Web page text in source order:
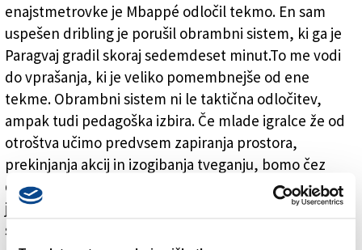
enajstmetrovke je Mbappé odločil tekmo. En sam
uspešen dribling je porušil obrambni sistem, ki ga je
Paragvaj gradil skoraj sedemdeset minut.To me vodi
do vprašanja, ki je veliko pomembnejše od ene
tekme. Obrambni sistem ni le taktična odločitev,
ampak tudi pedagoška izbira. Če mlade igralce že od
otroštva učimo predvsem zapiranja prostora,
prekinjanja akcij in izogibanja tveganju, bomo čez
deset let dobili drugačen profil nogometaša, kot če
jih učimo preigravanja, ustvarjalnosti in poguma za
samostojno rešitev. Način igre oblikuje način